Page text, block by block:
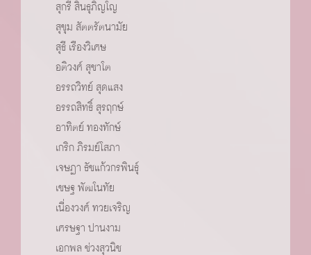
สุกรี สินธุภิญโญ
สุขุม สัตตรัตนามัย
สุธี เรืองวิเศษ
อติวงศ์ สุชาโต
อรรถวิทย์ สุดแสง
อรรถสิทธิ์ สุรฤกษ์
อาทิตย์ ทองทักษ์
เกริก ภิรมย์โสภา
เจษฏา ธัชแก้วกรพินธ์ุ
เชษฐ พัฒโนทัย
เนื่องวงศ์ ทวยเจริญ
เศรษฐา ปานงาม
เอกพล ช่วงสุวนิช